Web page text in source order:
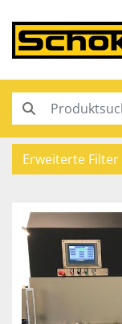
Erweiterte Filter
Hersteller